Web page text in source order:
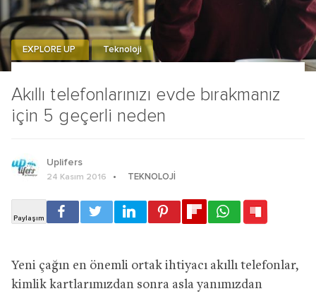
Akıllı telefonlarınızı evde bırakmanız
için 5 geçerli neden
EXPLORE UP Teknoloji
Uplifers
24 Kasım 2016 TEKNOLOJI
Yeni çağın en önemli ortak ihtiyacı akıllı telefonlar,
kimlik kartlarımızdan sonra asla yanımızdan